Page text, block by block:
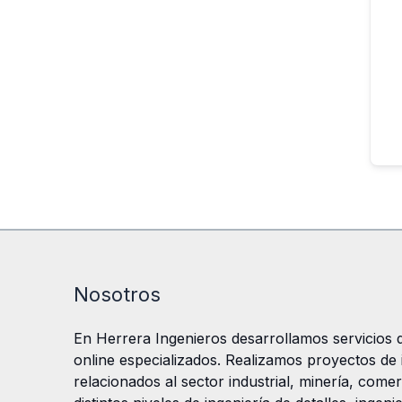
Nosotros
En Herrera Ingenieros desarrollamos servicios
online especializados. Realizamos proyectos
relacionados al sector industrial, minería,